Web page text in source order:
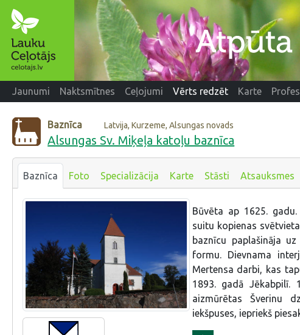
Jaunumi Naktsmītnes Ceļojumi Vērts redzēt Karte
Baznīca Latvija, Kurzeme, Alsungas novads
Alsungas Sv. Miķeļa katoļu baznīca
Baznīca Foto Specializācija Karte Stāsti Atsauksmes
Būvēta ap 1625.
suitu kopienas
baznīcu paplašināja
formu. Dievnama
Mertensa darbi, kas
1893. gadā Jēkabpilī.
aizmūrētas Šverinu
iekšpuses, iepriekš